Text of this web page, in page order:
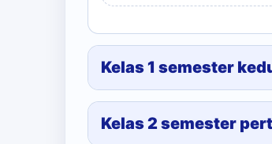
Kelas 1 semester
Kelas 2 semester